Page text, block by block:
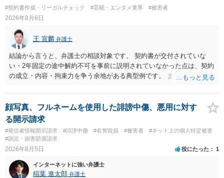
#契約書作成・リーガルチェック #芸能・エンタメ業界 #被害者
2026年8月6日
王 宣麟 弁護士
結論から言うと、弁護士の相談対象です。 契約書が交付されていな
い・2年固定の途中解約不可を事前に説明されていなかった点は、契約
の成立・内容・拘束力を争う余地がある典型例です。 まずは、運営と
みてはいかがでしょうか。 また同時並行で（もしまだされていないの
であれば）書面で退所意思の明確化はしておくべきだと考えます。
顔写真、フルネームを使用した誹謗中傷、悪用に対す
る開示請求
#発信者情報開示請求 #誹謗中傷 #名誉毀損 #被害者
#ネット上の個人特定被害
#訴訟・損害賠償請求
2026年8月5日 役にたった 1
インターネットに強い弁護士
稲葉 進太郎 弁護士